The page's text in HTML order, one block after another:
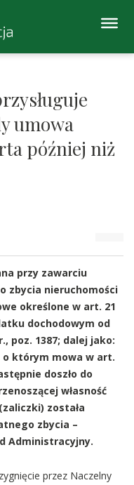
umowa
później niż
przy zawarciu
zbycia nieruchomości
określone w art. 21
dochodowym od
poz. 1387; dalej jako:
o którym mowa w art.
doszło do
własność
została
zbycia –
Administracyjny.
przez Naczelny